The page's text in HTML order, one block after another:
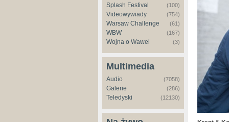
Splash Festival (100)
Videowywiady (754)
Warsaw Challenge (61)
WBW (167)
Wojna o Wawel (3)
Multimedia
Audio (7058)
Galerie (286)
Teledyski (12130)